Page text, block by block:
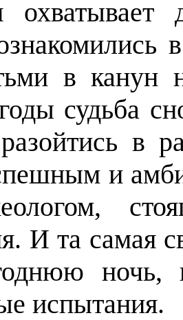
охватывает
в канун
судьба
в
и
И та самая
ночь,
испытания.